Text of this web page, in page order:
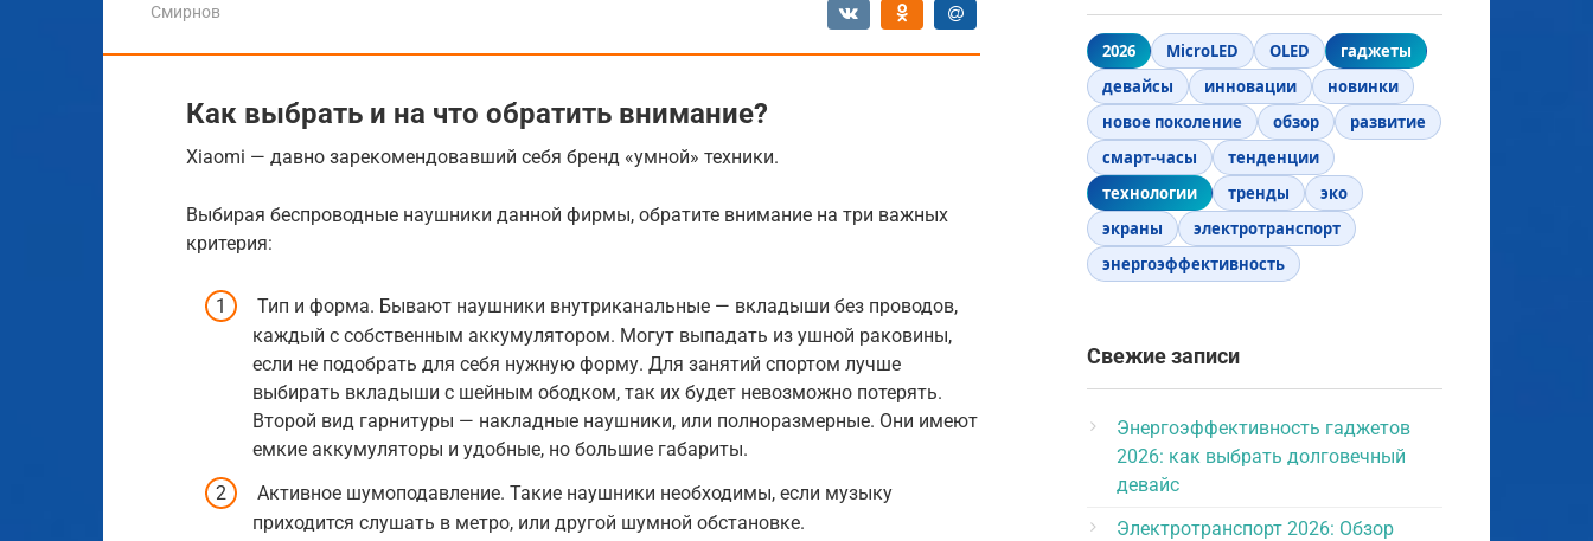
Смирнов
Как выбрать и на что обратить внимание?
Xiaomi — давно зарекомендовавший себя бренд «умной» техники.
Выбирая беспроводные наушники данной фирмы, обратите внимание на три важных
критерия:
Тип и форма. Бывают наушники внутриканальные — вкладыши без проводов,
каждый с собственным аккумулятором. Могут выпадать из ушной раковины,
если не подобрать для себя нужную форму. Для занятий спортом лучше
выбирать вкладыши с шейным ободком, так их будет невозможно потерять.
Второй вид гарнитуры — накладные наушники, или полноразмерные. Они имеют
емкие аккумуляторы и удобные, но большие габариты.
Активное шумоподавление. Такие наушники необходимы, если музыку
приходится слушать в метро, или другой шумной обстановке.
2026 MicroLED OLED
гаджеты
девайсы
инновации
новинки
новое поколение
обзор
развитие
смарт-часы
тенденции
технологии
тренды
эко
экраны
электротранспорт
энергоэффективность
Свежие записи
Энергоэффективность гаджетов
2026: как выбрать долговечный
девайс
Электротранспорт 2026: Обзор